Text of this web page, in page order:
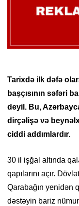
Tarixdə ilk dəfə
başçısının səfəri
deyil. Bu,
dirçəlişə və
ciddi addımlardır.
30 il işğal altında
qapılarını açır.
Qarabağın yenidən
dəstəyin bariz